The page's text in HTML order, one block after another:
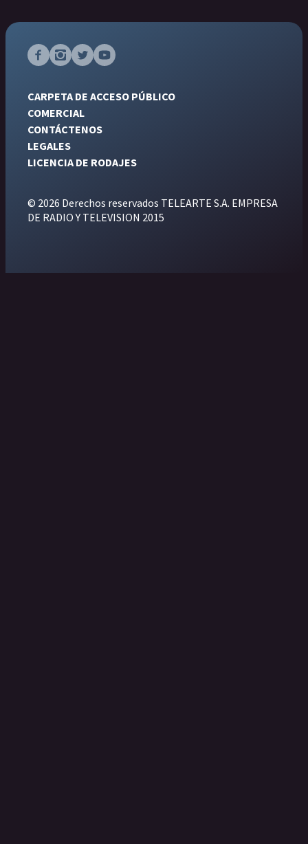
CARPETA DE ACCESO PÚBLICO
COMERCIAL
CONTÁCTENOS
LEGALES
LICENCIA DE RODAJES
© 2026 Derechos reservados TELEARTE S.A. EMPRESA
DE RADIO Y TELEVISION 2015